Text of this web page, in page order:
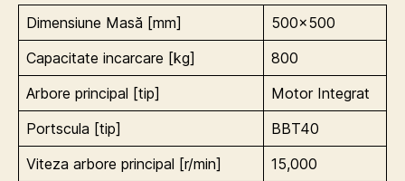
Dimensiune Masă [mm]
500×500
Capacitate incarcare [kg]
800
Arbore principal [tip]
Motor Integrat
Portscula [tip]
BBT40
Viteza arbore principal [r/min]
15,000